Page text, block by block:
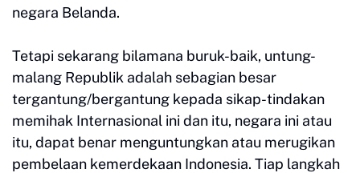
negara Belanda.
Tetapi sekarang bilamana buruk-baik, untung-
malang Republik adalah sebagian besar
tergantung/bergantung kepada sikap-tindakan
memihak Internasional ini dan itu, negara ini atau
itu, dapat benar menguntungkan atau merugikan
pembelaan kemerdekaan Indonesia. Tiap langkah